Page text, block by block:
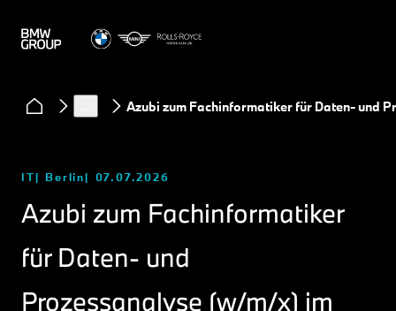
Azubi zum Fachinformatiker für Daten- und
IT Berlin 07.07.2026
Azubi zum Fachinformatiker
für Daten- und
Prozessanalyse (w/m/x) im